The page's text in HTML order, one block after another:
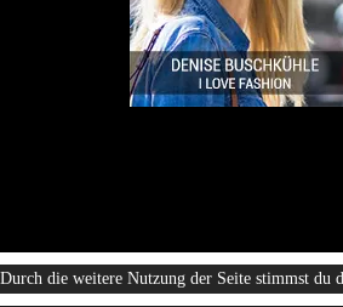
Durch die weitere Nutzung der Seite stimmst du